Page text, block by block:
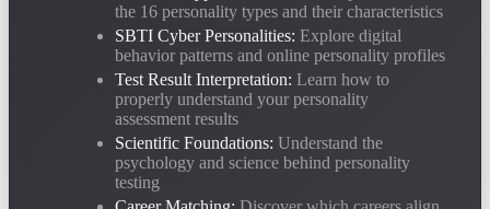
MBTI キャリア性格マッチングガイド：16タイプそれぞ
れに最適な仕事は？
2026-04-20
INTJに最適な仕事は？ENFPに適した職位は？20万以上のキャリ
アサンプルに基づき、MBTI 16タイプの最適なキャリア方向と職
務マッチング率を詳細に分析します。
the 16 personality types and their characteristics
SBTI Cyber Personalities: Explore digital
behavior patterns and online personality profiles
Test Result Interpretation: Learn how to
properly understand your personality
assessment results
Scientific Foundations: Understand the
psychology and science behind personality
testing